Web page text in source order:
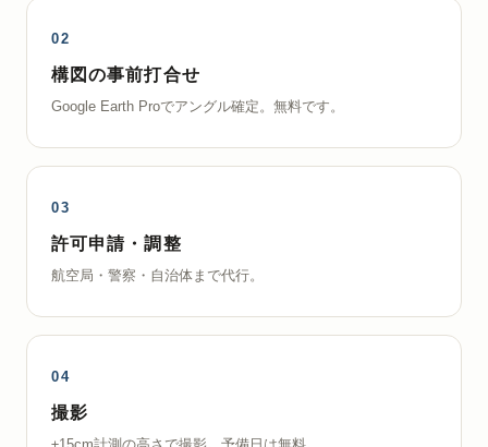
構図の事前打合せ
Google Earth Proでアングル確定。無料です。
許可申請・調整
航空局・警察・自治体まで代行。
撮影